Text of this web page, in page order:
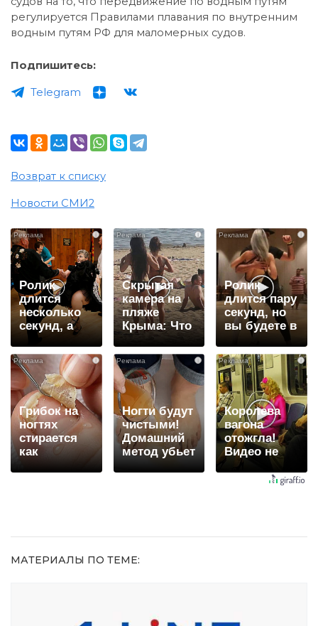
регулируется Правилами плавания по внутренним
водным путям РФ для маломерных судов.
Подпишитесь:
Telegram
Возврат к списку
Новости СМИ2
i
Ролик
длится
несколько
секунд, а
смеяться
вы будете
долго
i
Скрытая
камера на
пляже
Крыма: Что
люди
вытворяют,
когда их не
видят...
i
Ролик
длится пару
секунд, но
вы будете в
шоке от
увиденного
i
Грибок на
ногтях
стирается
как
ластиком!
i
Ногти будут
чистыми!
Домашний
метод убьет
грибок,
i
Королева
вагона
отожгла!
Видео не
оставит
равнодушным
МАТЕРИАЛЫ ПО ТЕМЕ: